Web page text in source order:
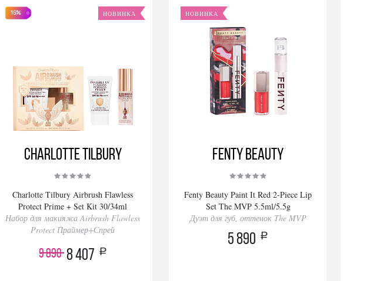
15% НОВИНКА
Charlotte Tilbury
Charlotte Tilbury Airbrush Flawless
Protect Prime + Set Kit 30/34ml
Набор для макияжа Airbrush Flawless
Protect Праймер+Спрей
9 890 8 407 a
НОВИНКА
Fenty Beauty
Fenty Beauty Paint It Red 2-Piece Lip
Set The MVP 5.5ml/5.5g
Дуэт для губ, оттенок The MVP
5 890 a